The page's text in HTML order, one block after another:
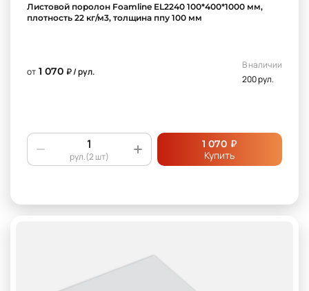
Листовой поролон Foamline EL2240 100*400*1000 мм,
плотность 22 кг/м3, толщина ппу 100 мм
от 1 070 ₽ / рул.
В наличии
200 рул.
рул.(2 шт)
1 070 ₽
Купить